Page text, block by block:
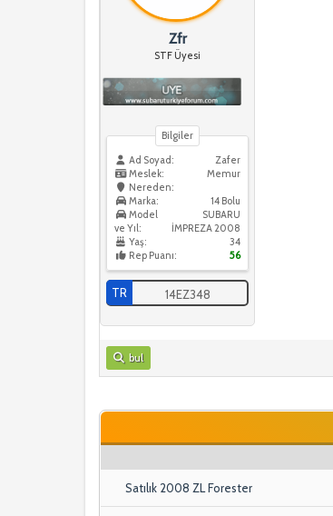
Zfr
STF Üyesi
Bilgiler
Ad Soyad:
Zafer
Meslek:
Memur
Nereden:
14 Bolu
Marka:
SUBARU
Model
ve Yıl:
İMPREZA 2008
Yaş:
34
Rep Puanı:
56
TR 14EZ348
bul
Satılık 2008 ZL Forester